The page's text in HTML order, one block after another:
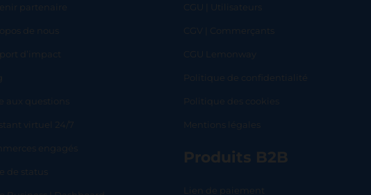
partenaire
de nous
d’impact
aux questions
virtuel 24/7
engagés
de status
CGU | Utilisateurs
CGV | Commerçants
CGU Lemonway
Politique de confidentialité
Politique des cookies
Mentions légales
Produits B2B
Lien de paiement
SHOP